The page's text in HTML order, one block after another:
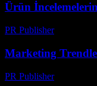
Ürün
PR Publisher-
Marketing
PR Publisher-